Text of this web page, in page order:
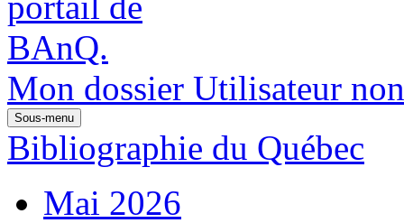
Mon dossier Utilisateur
Sous-menu
Bibliographie du Québec
Mai 2026